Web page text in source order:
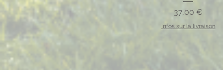
Prix
37,00 €
Infos sur la livraison